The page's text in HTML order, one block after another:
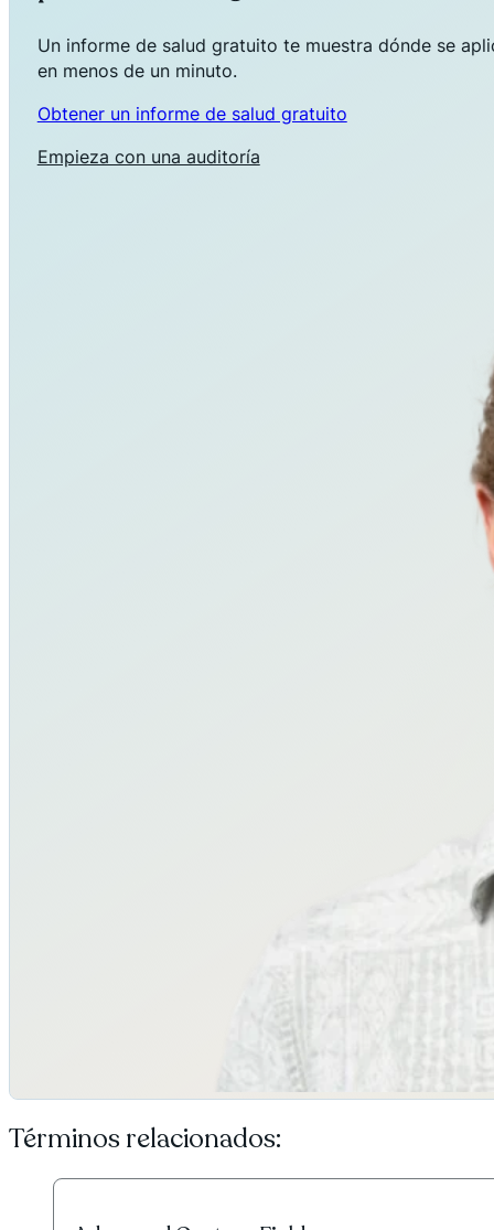
Un informe de salud gratuito te muestra dónde se
en menos de un minuto.
Obtener un informe de salud gratuito
Empieza con una auditoría
Términos relacionados: